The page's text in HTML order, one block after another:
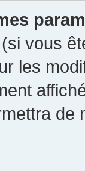
vous
les
de